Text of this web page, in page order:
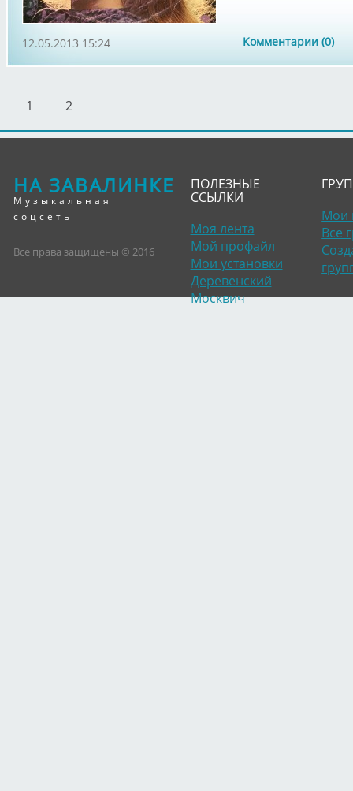
Комментарии (0)
12.05.2013 15:24
1 2
НА ЗАВАЛИНКЕ
Музыкальная
соцсеть
Все права защищены © 2016
ПОЛЕЗНЫЕ
ССЫЛКИ
Моя лента
Мой профайл
Мои установки
Деревенский
Москвич
Мои
Все